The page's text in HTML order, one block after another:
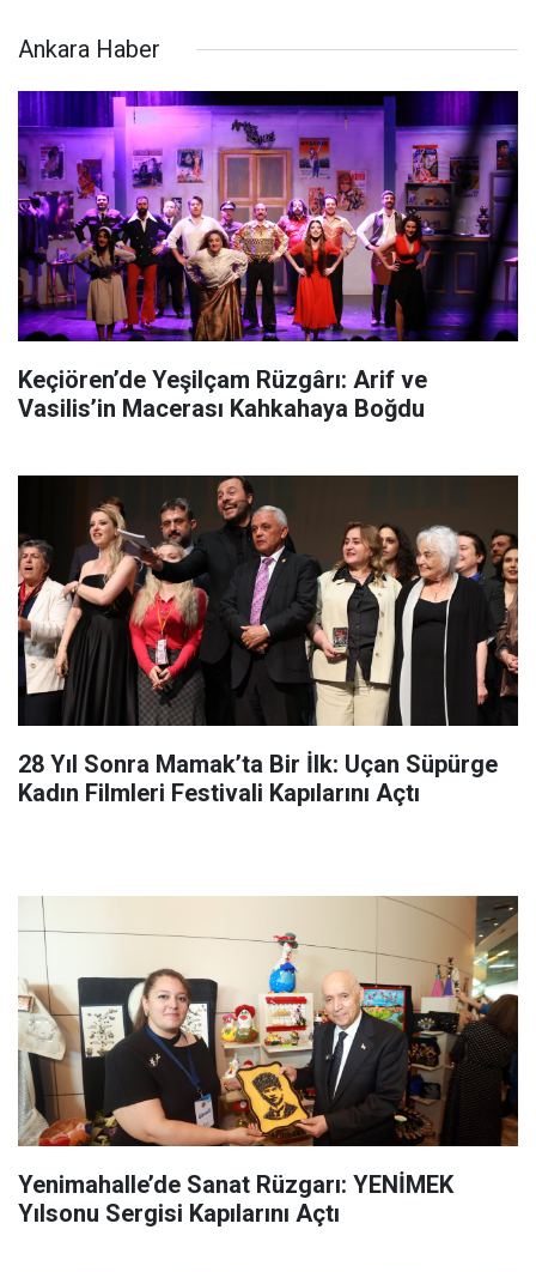
Ankara Haber
Keçiören’de Yeşilçam Rüzgârı: Arif ve
Vasilis’in Macerası Kahkahaya Boğdu
28 Yıl Sonra Mamak’ta Bir İlk: Uçan Süpürge
Kadın Filmleri Festivali Kapılarını Açtı
Yenimahalle’de Sanat Rüzgarı: YENİMEK
Yılsonu Sergisi Kapılarını Açtı